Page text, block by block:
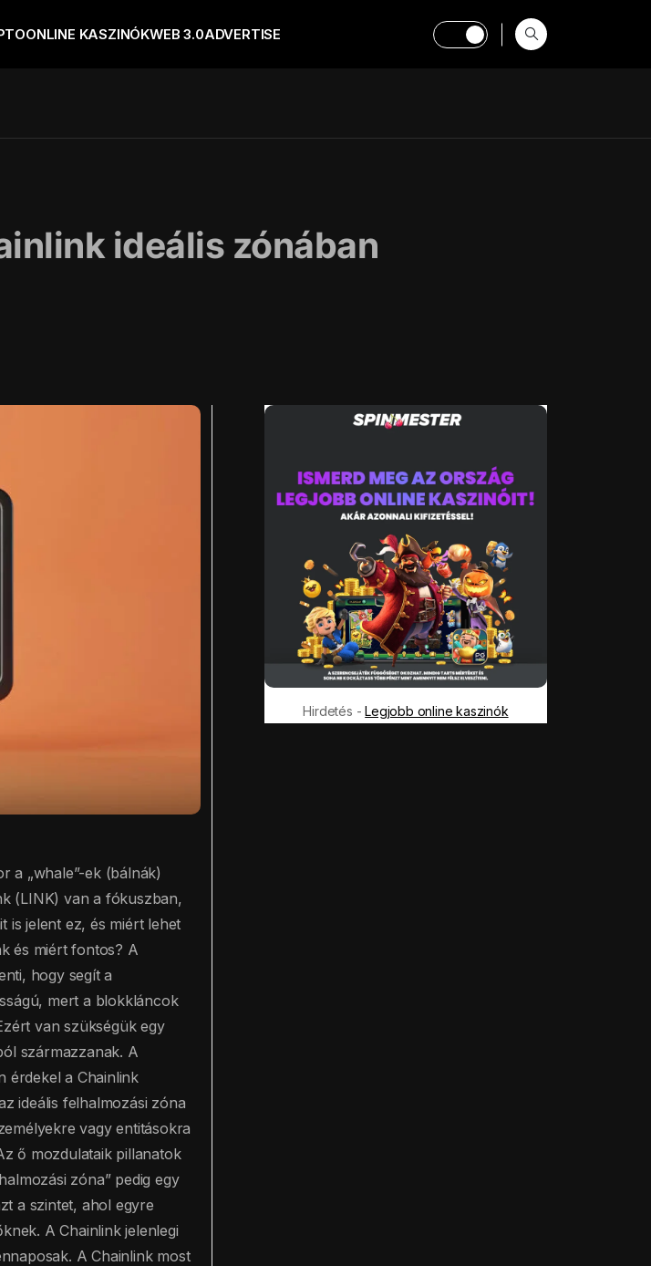
ONLINE KASZINÓKWEB 3.0ADVERTISE
ideális zónában
a „whale”-ek (bálnák)
(LINK) van a fókuszban,
is jelent ez, és miért lehet
és miért fontos? A
hogy segít a
mert a blokkláncok
van szükségük egy
származzanak. A
érdekel a Chainlink
ideális felhalmozási zóna
vagy entitásokra
ő mozdulataik pillanatok
zóna” pedig egy
a szintet, ahol egyre
A Chainlink jelenlegi
A Chainlink most
Hirdetés -Legjobb online kaszinók